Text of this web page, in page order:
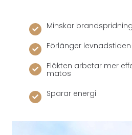
Minskar
Förlänger
Fläkten arbetar mer
matos
Sparar energi